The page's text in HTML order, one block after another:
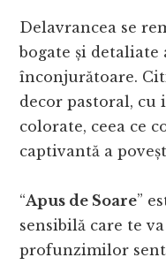
Delavrancea se
bogate și
înconjurătoare.
decor pastoral,
colorate, ceea ce
captivantă a
“Apus de Soare”
sensibilă care te
profunzimilor